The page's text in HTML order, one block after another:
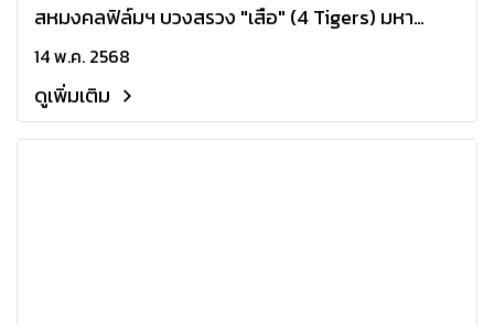
สหมงคลฟิล์มฯ บวงสรวง "เสือ" (4 Tigers) มหา
กาพย์แอ็กชันความมันส์บทใหม่จาก 'จักรวาลขุนพันธ์'
นำโดยผู้กำกับ "โขม ก้องเกียรติ" พร้อมฉายปลายปีนี้
14 พ.ค. 2568
ดูเพิ่มเติม